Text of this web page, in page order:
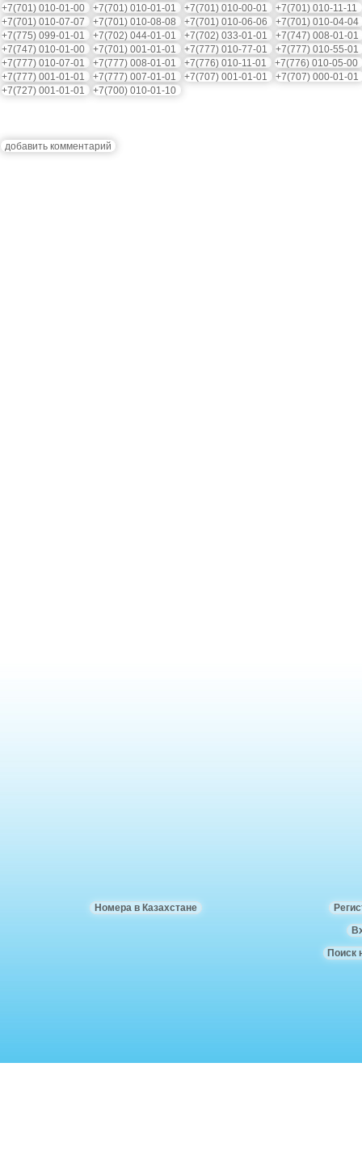
+7(701) 010-01-00
+7(701) 010-01-01 +7(701) 010-00-01
+7(701) 010-11-11
+7(701) 010-07-07
+7(701) 010-08-08 +7(701) 010-06-06
+7(701) 010-04-
+7(775) 099-01-01
+7(702) 044-01-01 +7(702) 033-01-01
+7(747) 008-01-
+7(747) 010-01-00
+7(701) 001-01-01 +7(777) 010-77-01
+7(777) 010-55-
+7(777) 010-07-01
+7(777) 008-01-01 +7(776) 010-11-01
+7(776) 010-05-00
+7(777) 001-01-01
+7(777) 007-01-01 +7(707) 001-01-01
+7(707) 000-01-
+7(727) 001-01-01
+7(700) 010-01-10
добавить комментарий
Номера в Казахстане
Поиск